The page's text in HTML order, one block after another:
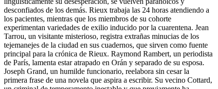
desconfiados de los demás. Rieux trabaja las 24 horas atendiendo a
los pacientes, mientras que los miembros de su cohorte
experimentan variedades de exilio inducido por la cuarentena. Jean
Tarrou, un visitante misterioso, registra extrañas minucias de los
tejemanejes de la ciudad en sus cuadernos, que sirven como fuente
principal para la crónica de Rieux. Raymond Rambert, un periodista
de París, lamenta estar atrapado en Orán y separado de su esposa.
Joseph Grand, un humilde funcionario, reelabora sin cesar la
primera frase de una novela que aspira a escribir. Su vecino Cottard,